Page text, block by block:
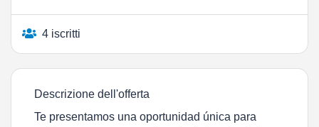
4 iscritti
Descrizione dell'offerta
Te presentamos una oportunidad única para